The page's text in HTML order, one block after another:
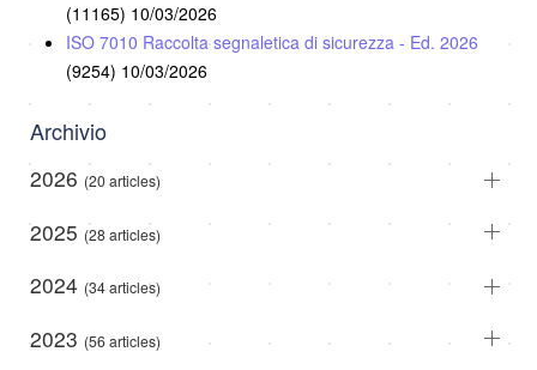
(11165) 10/03/2026
ISO 7010 Raccolta segnaletica di sicurezza - Ed. 2026
(9254) 10/03/2026
Archivio
2026 (20 articles)
2025 (28 articles)
2024 (34 articles)
2023 (56 articles)